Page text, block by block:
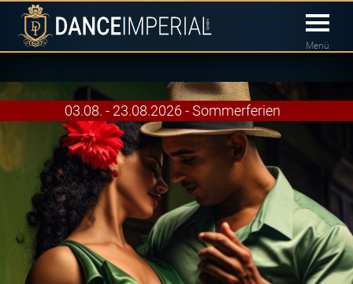
Menü
03.08. - 23.08.2026 - Sommerferien